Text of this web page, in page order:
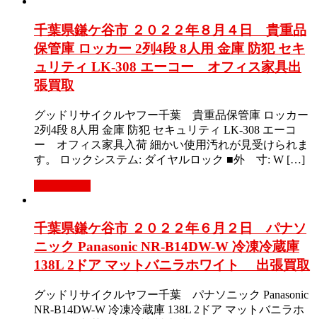
千葉県鎌ケ谷市 ２０２２年８月４日 貴重品
保管庫 ロッカー 2列4段 8人用 金庫 防犯 セキ
ュリティ LK-308 エーコー オフィス家具出
張買取
グッドリサイクルヤフー千葉 貴重品保管庫 ロッカー
2列4段 8人用 金庫 防犯 セキュリティ LK-308 エーコ
ー オフィス家具入荷 細かい使用汚れが見受けられま
す。 ロックシステム: ダイヤルロック ■外 寸: W […]
千葉県鎌ケ谷市 ２０２２年６月２日 パナソ
ニック Panasonic NR-B14DW-W 冷凍冷蔵庫
138L 2ドア マットバニラホワイト 出張買取
グッドリサイクルヤフー千葉 パナソニック Panasonic
NR-B14DW-W 冷凍冷蔵庫 138L 2ドア マットバニラホ